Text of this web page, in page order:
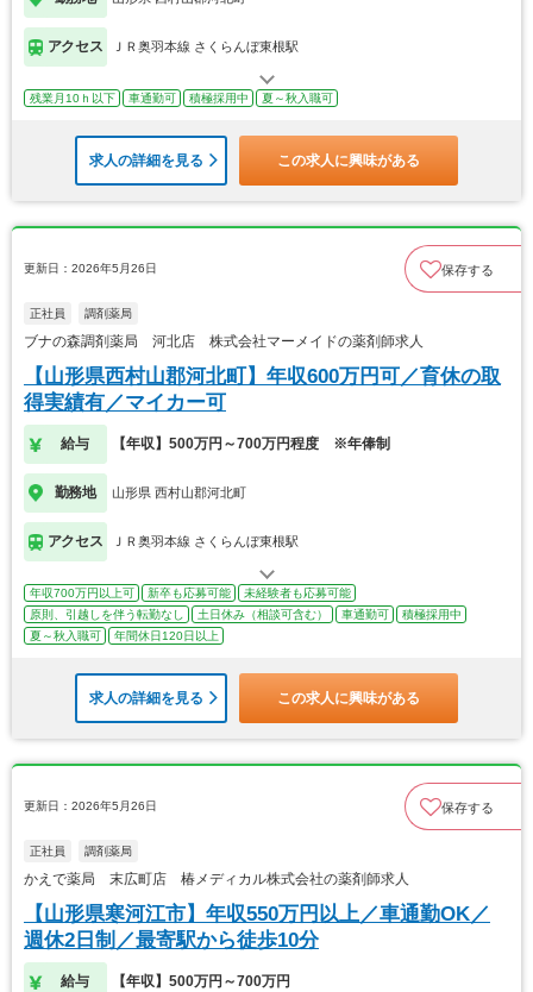
アクセス ＪＲ奥羽本線 さくらんぼ東根駅
残業月10ｈ以下 車通勤可 積極採用中 夏～秋入職可
求人の詳細を見る この求人に興味がある
更新日：2026年5月26日 保存する
正社員 調剤薬局
ブナの森調剤薬局 河北店 株式会社マーメイドの薬剤師求人
【山形県西村山郡河北町】年収600万円可／育休の取
得実績有／マイカー可
給与 【年収】500万円～700万円程度 ※年俸制
勤務地 山形県 西村山郡河北町
アクセス ＪＲ奥羽本線 さくらんぼ東根駅
年収700万円以上可 新卒も応募可能
未経験者も応募可能
原則、引越しを伴う転勤なし
土日休み（相談可含む） 車通勤可
積極採用中
夏～秋入職可
年間休日120日以上
求人の詳細を見る この求人に興味がある
更新日：2026年5月26日 保存する
正社員 調剤薬局
かえで薬局 末広町店 椿メディカル株式会社の薬剤師求人
【山形県寒河江市】年収550万円以上／車通勤OK／
週休2日制／最寄駅から徒歩10分
給与 【年収】500万円～700万円